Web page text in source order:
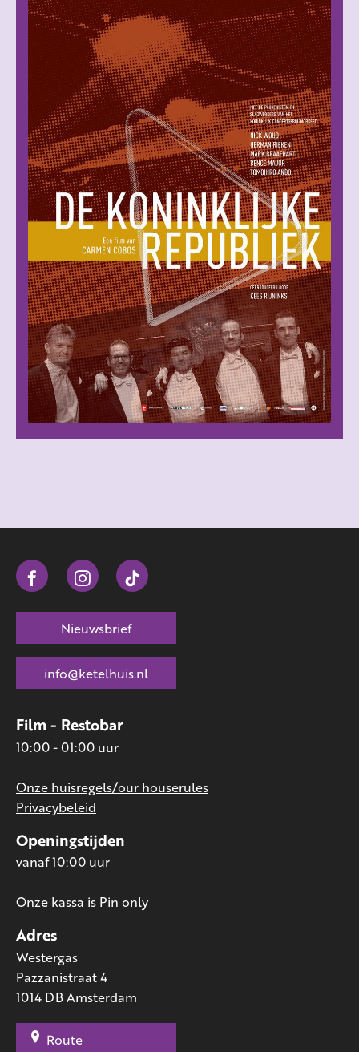
Adres
Westergas
Pazzanistraat 4
1014 DB Amsterdam
Route
Openingstijden
vanaf 10:00 uur
Onze kassa is Pin only
Film - Restobar
10:00 - 01:00 uur
Onze huisregels/our houserules
Privacybeleid
Nieuwsbrief
info@ketelhuis.nl